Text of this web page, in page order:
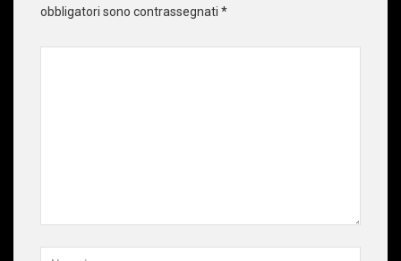
obbligatori sono contrassegnati *